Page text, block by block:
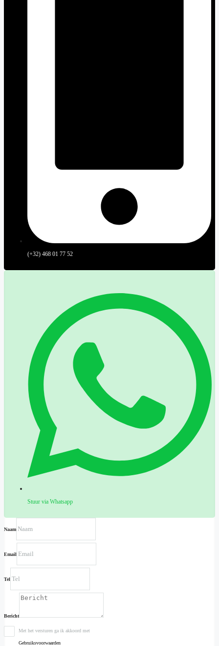
(+32) 468 01 77 52
Stuur via Whatsapp
Naam
Email
Tel
Bericht
Met het versturen ga ik akkoord met
Gebruiksvoorwaarden